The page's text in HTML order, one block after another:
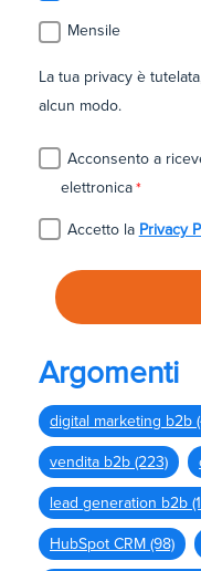
Mensile
La tua privacy è
alcun modo.
Acconsento a
elettronica*
Accetto la Privacy
Argomenti
digital marketing b2b
vendita b2b (223)
lead generation b2b
HubSpot CRM (98)